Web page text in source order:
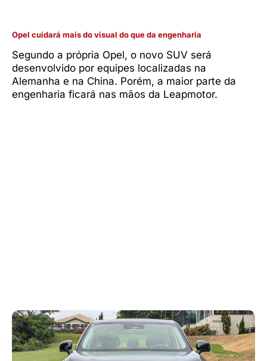
Opel cuidará mais do visual do que da engenharia
Segundo a própria Opel, o novo SUV será
desenvolvido por equipes localizadas na
Alemanha e na China. Porém, a maior parte da
engenharia ficará nas mãos da Leapmotor.